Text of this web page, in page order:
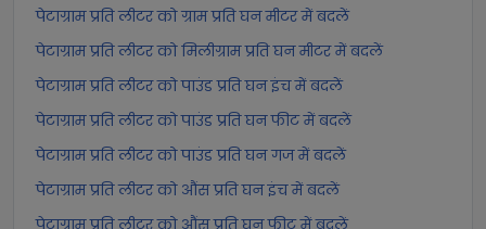
पेटाग्राम प्रति लीटर को ग्राम प्रति घन मीटर में बदलें
पेटाग्राम प्रति लीटर को मिलीग्राम प्रति घन मीटर में बदलें
पेटाग्राम प्रति लीटर को पाउंड प्रति घन इंच में बदलें
पेटाग्राम प्रति लीटर को पाउंड प्रति घन फीट में बदलें
पेटाग्राम प्रति लीटर को पाउंड प्रति घन गज में बदलें
पेटाग्राम प्रति लीटर को औंस प्रति घन इंच में बदलें
पेटाग्राम प्रति लीटर को औंस प्रति घन फीट में बदलें